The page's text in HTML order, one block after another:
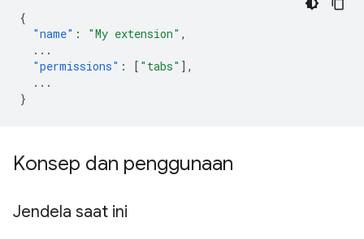
{
"name" : "My extension" ,
...
"permissions" : [ "tabs" ],
...
}
Konsep dan penggunaan
Jendela saat ini